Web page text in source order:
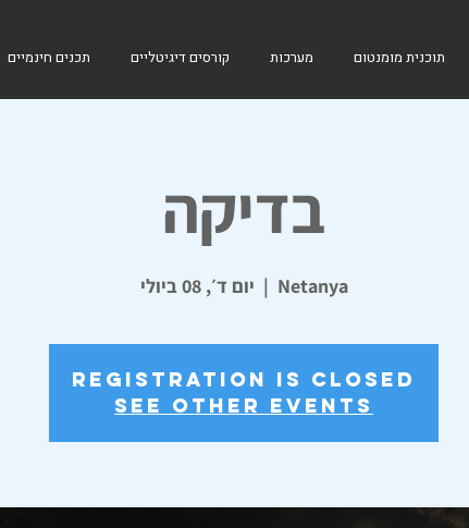
תוכנית מומנטום מערכות קורסים דיגיטליים תכנים חינמיים
בדיקה
יום ד׳, 08 ביולי
  |
Netanya
Registration is closed
See other events